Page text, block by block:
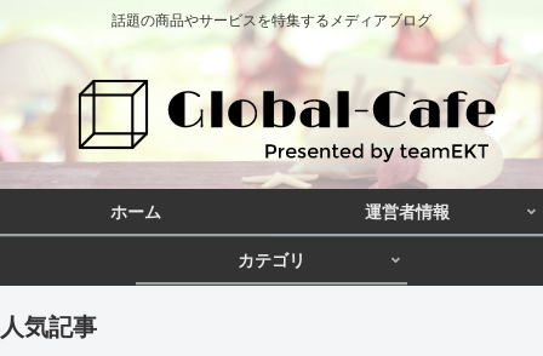
話題の商品やサービスを特集するメディアブログ
ホーム 運営者情報
カテゴリ
人気記事